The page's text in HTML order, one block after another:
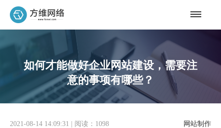
如何才能做好企业网站建设，需要注
意的事项有哪些？
网站制作
2021-08-14 14:09:31 阅读：1098